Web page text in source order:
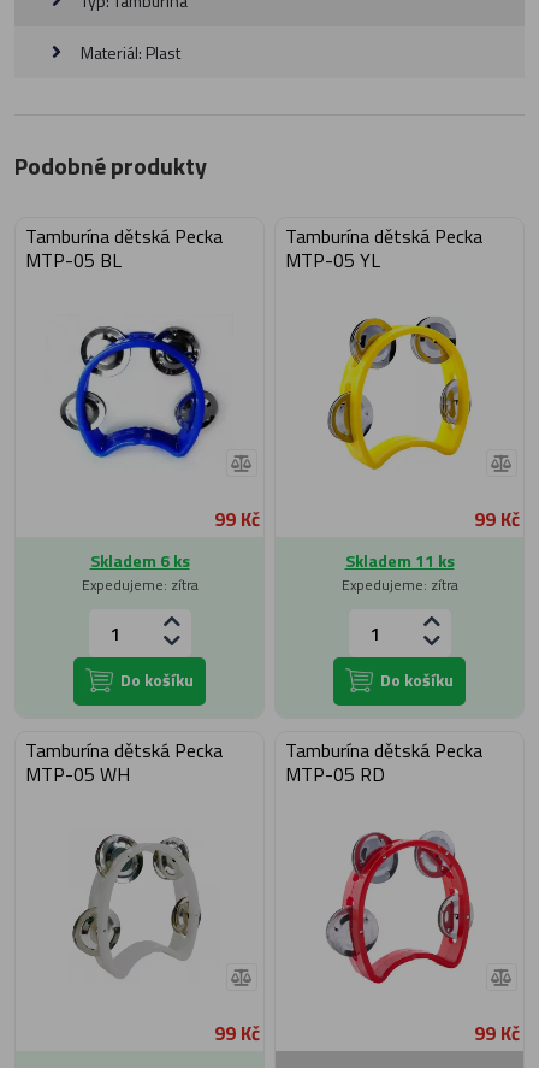
Materiál: Plast
Podobné produkty
Tamburína dětská Pecka
MTP-05 BL
99 Kč
Skladem 6 ks
Expedujeme: zítra
Do košíku
Tamburína dětská Pecka
MTP-05 YL
99 Kč
Skladem 11 ks
Expedujeme: zítra
Do košíku
Tamburína dětská Pecka
MTP-05 WH
99 Kč
Tamburína dětská Pecka
MTP-05 RD
99 Kč